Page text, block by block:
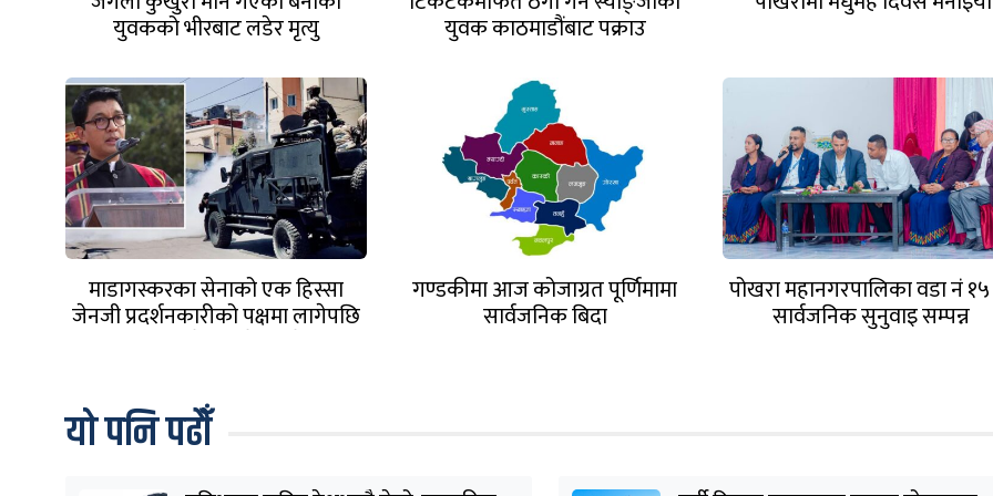
युवकको भीरबाट लडेर मृत्यु युवक काठमाडौंबाट पक्राउ
माडागस्करका सेनाको एक हिस्सा
जेनजी प्रदर्शनकारीको पक्षमा लागेपछि
राष्ट्रपति देश छाडेर भागे
गण्डकीमा आज कोजाग्रत पूर्णिमामा
सार्वजनिक बिदा
पोखरा महानगरपालिका वडा नं
सार्वजनिक सुनुवाइ सम्पन्न
यो पनि पढौँ